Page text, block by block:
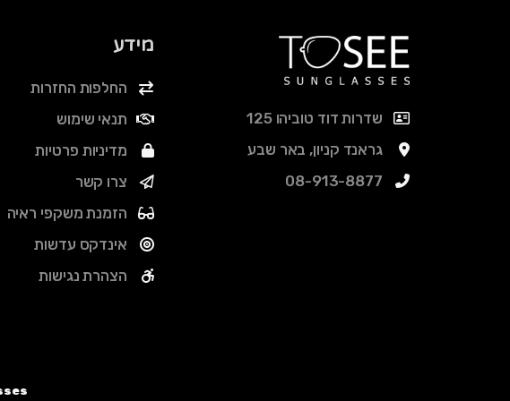
שדרות דוד טוביהו 125
גראנד קניון, באר שבע
08-913-8877
מידע
החלפות החזרות
תנאי שימוש
מדיניות פרטיות
צרו קשר
הזמנת משקפי ראיה
אינדקס עדשות
הצהרת נגישות